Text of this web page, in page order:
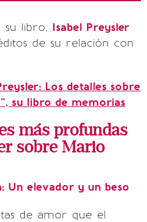
su libro, Isabel Preysler
de su relación con
Los detalles sobre
su libro de memorias
más profundas
sobre Mario
Un elevador y un beso
de amor que el